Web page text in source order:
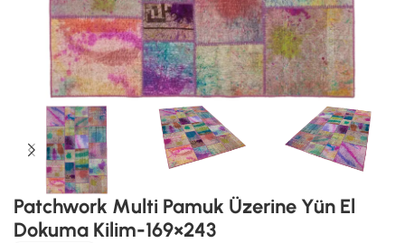
Patchwork Multi Pamuk Üzerine Yün El
Dokuma Kilim-169×243